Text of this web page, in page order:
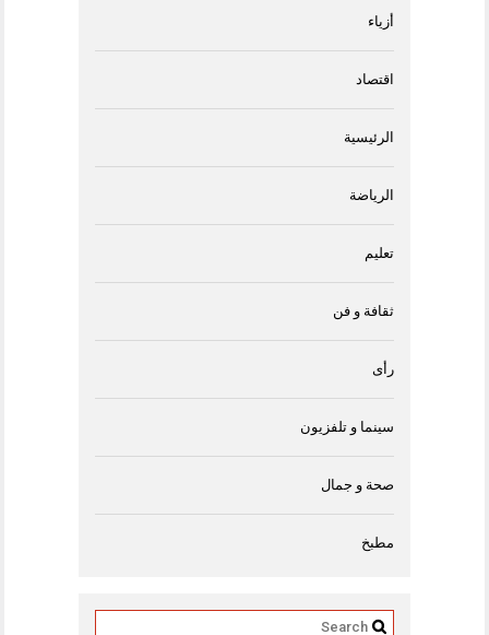
أزياء
اقتصاد
الرئيسية
الرياضة
تعليم
ثقافة و فن
رأى
سينما و تلفزيون
صحة و جمال
مطبخ